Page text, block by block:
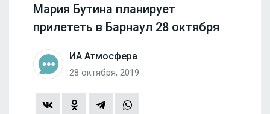
Мария Бутина планирует
прилететь в Барнаул 28 октября
ИА Атмосфера
28 октября, 2019